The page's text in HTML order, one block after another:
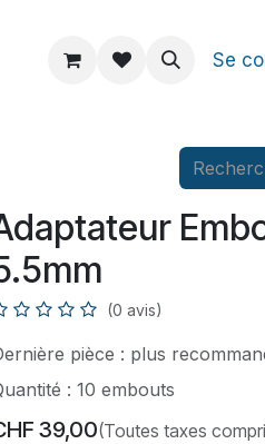
À propos Se
(0 avis)
pièce : plus
: 10 embouts
39,00(Toutes taxes